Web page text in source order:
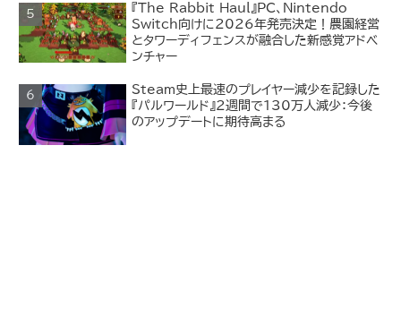
『The Rabbit Haul』PC、Nintendo
Switch向けに2026年発売決定！農園経営
とタワーディフェンスが融合した新感覚アドベ
ンチャー
Steam史上最速のプレイヤー減少を記録した
『パルワールド』2週間で130万人減少：今後
のアップデートに期待高まる